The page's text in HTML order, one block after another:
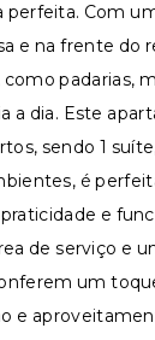
Com
e na frente do
padarias,
a dia. Este
sendo 1
é
e
de serviço e
um